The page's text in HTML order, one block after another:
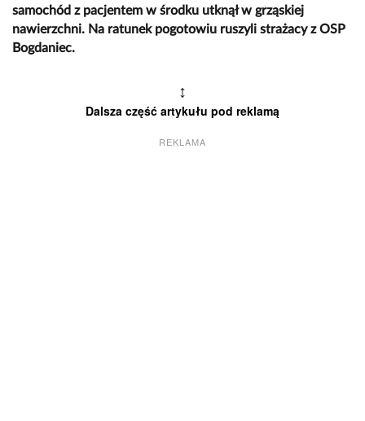
samochód z pacjentem w środku utknął w grząskiej
nawierzchni. Na ratunek pogotowiu ruszyli strażacy z OSP
Bogdaniec.
↕
Dalsza część artykułu pod reklamą
REKLAMA